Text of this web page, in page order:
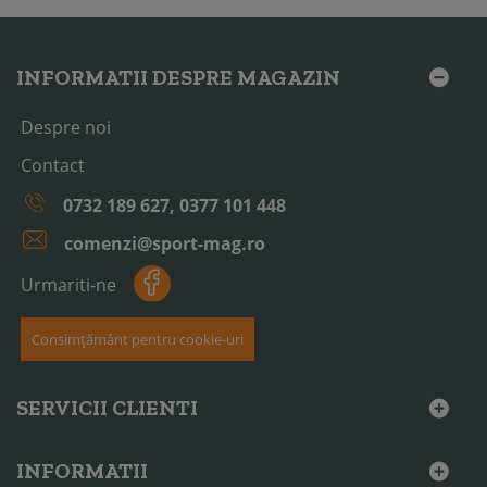
INFORMATII DESPRE MAGAZIN
Despre noi
Contact
0732 189 627, 0377 101 448
comenzi@sport-mag.ro
Urmariti-ne
Consimțământ pentru cookie-uri
SERVICII CLIENTI
INFORMATII